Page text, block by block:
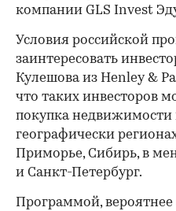
компании GLS Invest
Условия российской
заинтересовать
Кулешова из Henley &
что таких инвесторов
покупка недвижимости
географически
Приморье, Сибирь, в
и Санкт-Петербург.
Программой, вероятнее